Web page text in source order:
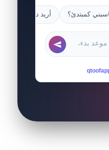
كمبتدئ؟ أريد دورة أبدأها